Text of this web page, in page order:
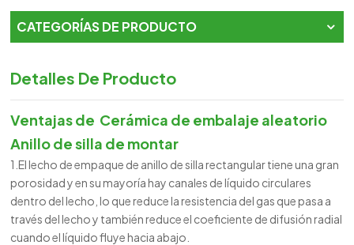
CATEGORÍAS DE PRODUCTO
Detalles De Producto
Ventajas de Cerámica de embalaje aleatorio
Anillo de silla de montar
1.El lecho de empaque de anillo de silla rectangular tiene una gran
porosidad y en su mayoría hay canales de líquido circulares
dentro del lecho, lo que reduce la resistencia del gas que pasa a
través del lecho y también reduce el coeficiente de difusión radial
cuando el líquido fluye hacia abajo.